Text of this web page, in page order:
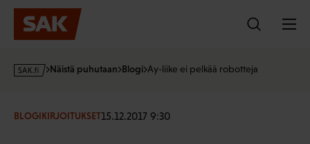
Hyppää
sisältöön
s
·
Näistä puhutaan Blogi Ay-liike ei pelkää robotteja
BLOGIKIRJOITUKSET15.12.2017 9:30